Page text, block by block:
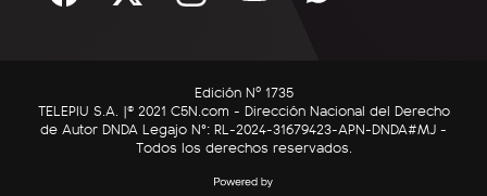
C5N Autos
RatingCero
Edición Nº 1735
TELEPIU S.A. |© 2021 C5N.com - Dirección Nacional del Derecho
de Autor DNDA Legajo N°: RL-2024-31679423-APN-DNDA#MJ -
Todos los derechos reservados.